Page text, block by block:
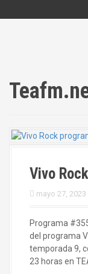
Vivo
mayo 27, 2023
Programa
del programa
temporada 9,
23 horas en